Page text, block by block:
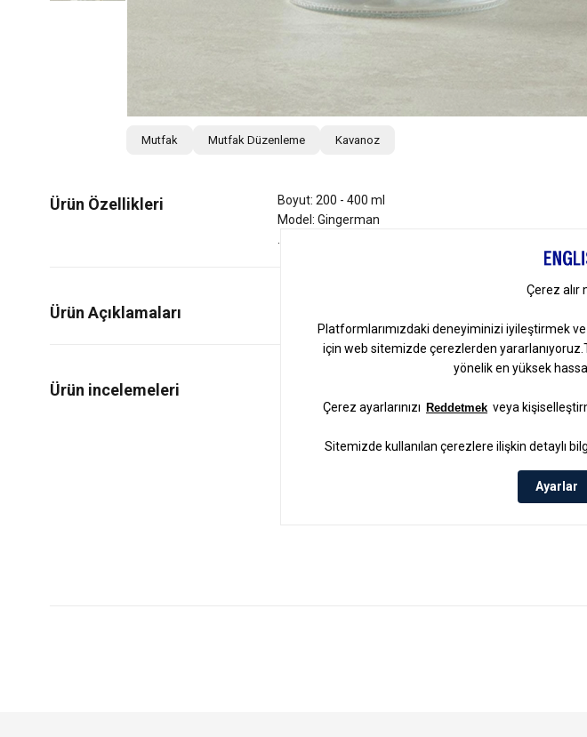
Mutfak Mutfak Düzenleme Kavanoz
Ürün Özellikleri
Boyut: 200 - 400 ml
Model: Gingerman
Ürün Açıklamaları